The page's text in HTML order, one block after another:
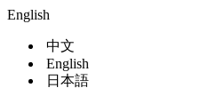
English
中文
English
日本語